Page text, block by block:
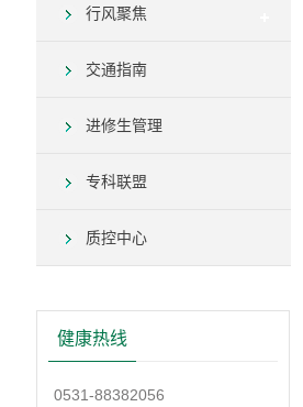
行风聚焦
交通指南
进修生管理
专科联盟
质控中心
健康热线
0531-88382056